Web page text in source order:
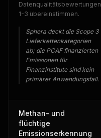
Datenqualitätsbewertungen
1-3 übereinstimmen.
Sphera deckt die Scope 3
Lieferkettenkategorien
ab; die PCAF finanzierten
Emissionen für
Finanzinstitute sind kein
primärer Anwendungsfall.
Methan- und
flüchtige
Emissionserkennung